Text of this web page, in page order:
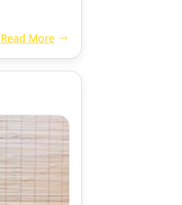
Read More